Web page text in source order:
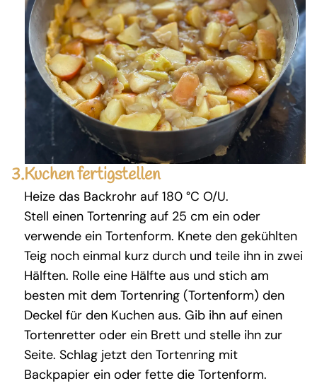
3.Kuchen fertigstellen
Heize das Backrohr auf 180 °C O/U.
Stell einen Tortenring auf 25 cm ein oder
verwende ein Tortenform. Knete den gekühlten
Teig noch einmal kurz durch und teile ihn in zwei
Hälften. Rolle eine Hälfte aus und stich am
besten mit dem Tortenring (Tortenform) den
Deckel für den Kuchen aus. Gib ihn auf einen
Tortenretter oder ein Brett und stelle ihn zur
Seite. Schlag jetzt den Tortenring mit
Backpapier ein oder fette die Tortenform.